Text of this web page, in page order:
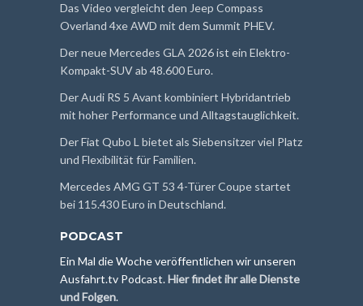
Das Video vergleicht den Jeep Compass
Overland 4xe AWD mit dem Summit PHEV.
Der neue Mercedes GLA 2026 ist ein Elektro-
Kompakt-SUV ab 48.600 Euro.
Der Audi RS 5 Avant kombiniert Hybridantrieb
mit hoher Performance und Alltagstauglichkeit.
Der Fiat Qubo L bietet als Siebensitzer viel Platz
und Flexibilität für Familien.
Mercedes AMG GT 53 4-Türer Coupe startet
bei 115.430 Euro in Deutschland.
PODCAST
Ein Mal die Woche veröffentlichen wir unseren
Ausfahrt.tv Podcast.Hier findet ihr alle Dienste
und Folgen.